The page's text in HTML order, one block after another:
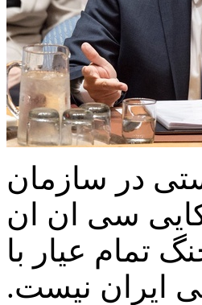
در سازمان
سی ان ان
تمام عیار با
ایران نیست.